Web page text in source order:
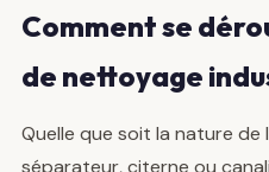
Comment se
de nettoyage
Quelle que soit la nature
séparateur, citerne ou